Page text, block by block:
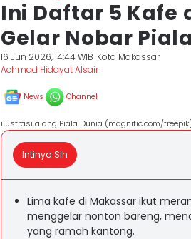
Ini Daftar 5 Kafe
Gelar Nobar
16 Jun 2026, 14:44 WIB Kota Makassar
Achmad Hidayat Alsair
News Channel
ilustrasi ajang Piala Dunia (magnific.com/
Intinya Sih
Lima kafe di Makassar ikut
menggelar nonton bareng,
yang ramah kantong.